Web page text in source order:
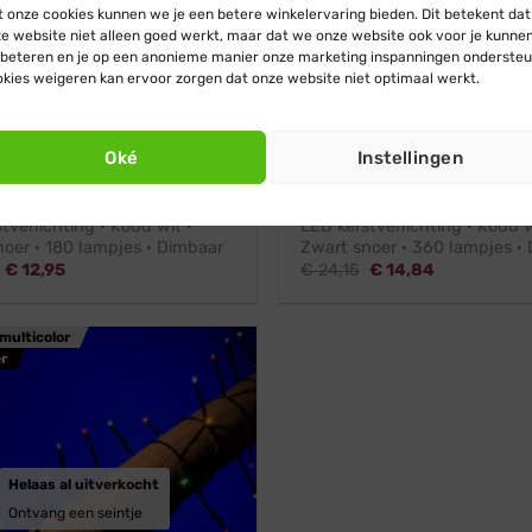
onze cookies kunnen we je een betere winkelervaring bieden. Dit betekent dat
website niet alleen goed werkt, maar dat we onze website ook voor je
en je op een anonieme manier onze marketing inspanningen
weigeren kan ervoor zorgen dat onze website niet optimaal werkt.
Oké Instellingen
· Koud wit ·
· 180 lampjes · Dimbaar
Oorspronkelijke
€12,95Huidige
LED kerstverlichting · Koud
Zwart snoer · 360 lampjes ·
€24,15 Oorspronkelijke
€14,84
Helaas al uitverkocht
Ontvang een seintje